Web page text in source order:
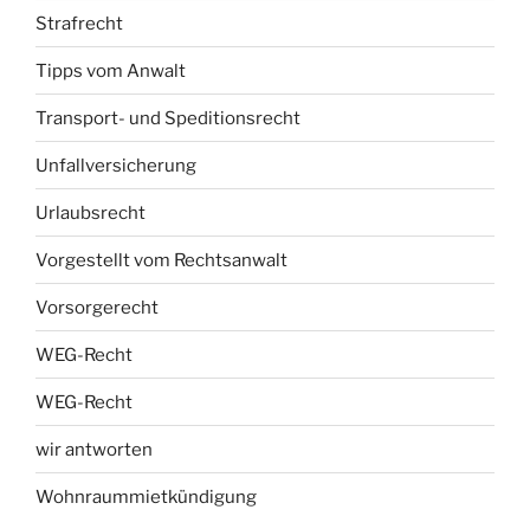
Strafrecht
Tipps vom Anwalt
Transport- und Speditionsrecht
Unfallversicherung
Urlaubsrecht
Vorgestellt vom Rechtsanwalt
Vorsorgerecht
WEG-Recht
WEG-Recht
wir antworten
Wohnraummietkündigung